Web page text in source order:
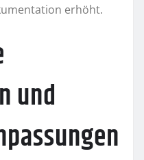
erhöht.
und